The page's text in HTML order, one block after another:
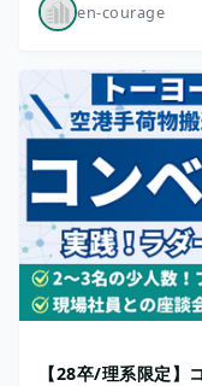
en-courage
【28卒/理系限定】